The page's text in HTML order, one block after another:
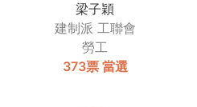
梁子穎
建制派 工聯會
勞工
373票 當選